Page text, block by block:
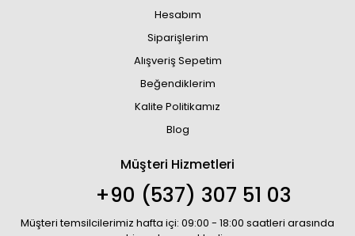
Hesabım
Siparişlerim
Alışveriş Sepetim
Beğendiklerim
Kalite Politikamız
Blog
Müşteri Hizmetleri
+90 (537) 307 51 03
Müşteri temsilcilerimiz hafta içi: 09:00 - 18:00 saatleri arasında